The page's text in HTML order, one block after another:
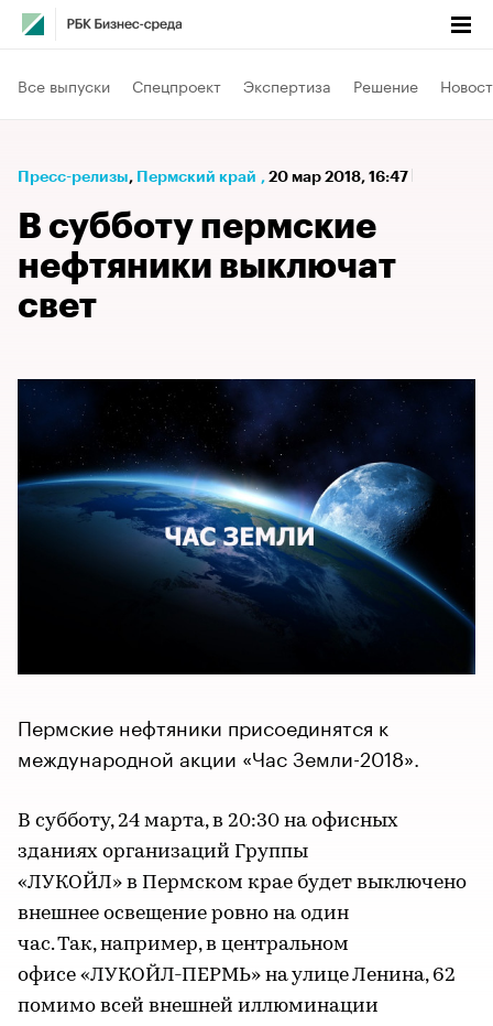
Все выпуски Спецпроект Экспертиза Решение
Пресс-релизы⁠, Пермский край , 20 мар 2018, 16:47
В субботу пермские
нефтяники выключат
свет
Пермские нефтяники присоединятся к
международной акции «Час Земли-2018».
В субботу, 24 марта, в 20:30 на офисных
зданиях организаций Группы
«ЛУКОЙЛ» в Пермском крае будет выключено
внешнее освещение ровно на один
час. Так, например, в центральном
офисе «ЛУКОЙЛ-ПЕРМЬ» на улице Ленина, 62
помимо всей внешней иллюминации